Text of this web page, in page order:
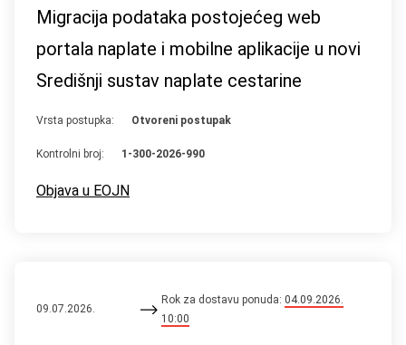
Migracija podataka postojećeg web
portala naplate i mobilne aplikacije u novi
Središnji sustav naplate cestarine
Vrsta postupka: Otvoreni postupak
Kontrolni broj: 1-300-2026-990
Objava u EOJN
09.07.2026.
Rok za dostavu ponuda:04.09.2026.
10:00